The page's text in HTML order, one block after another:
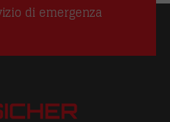
di emergenza